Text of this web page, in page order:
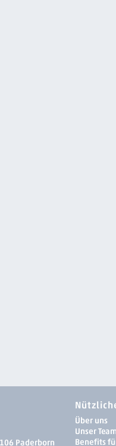
Paderborn
Über uns
Unser
Benefits